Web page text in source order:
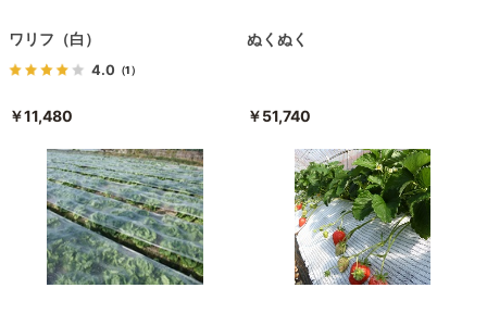
ワリフ（白）
4.0 （1）
￥11,480
ぬくぬく
￥51,740